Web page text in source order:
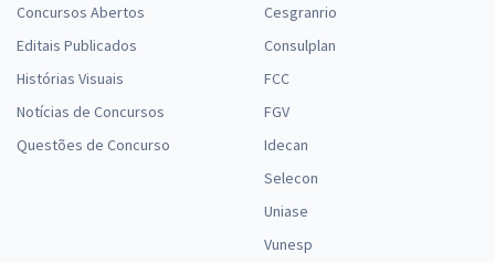
Concursos Abertos
Editais Publicados
Histórias Visuais
Notícias de Concursos
Questões de Concurso
Cesgranrio
Consulplan
FCC
FGV
Idecan
Selecon
Uniase
Vunesp